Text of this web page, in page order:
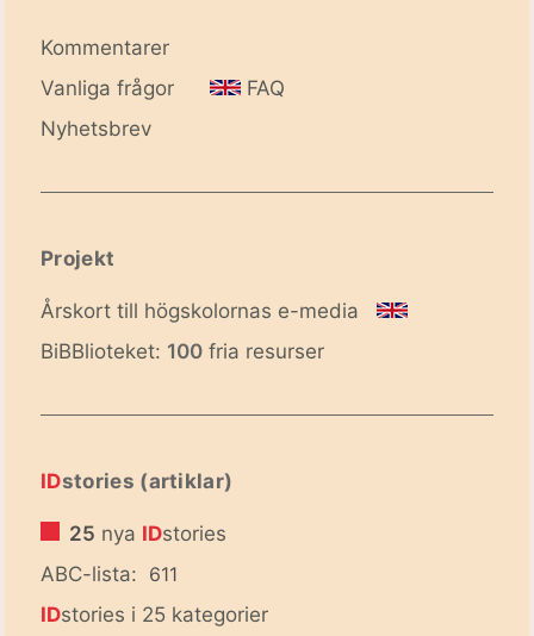
Kommentarer
Vanliga frågor
FAQ
Nyhetsbrev
Projekt
Årskort till högskolornas e-media
BiBBlioteket: 100 fria resurser
IDstories (artiklar)
25 nya IDstories
ABC-lista: 611
IDstories i 25 kategorier